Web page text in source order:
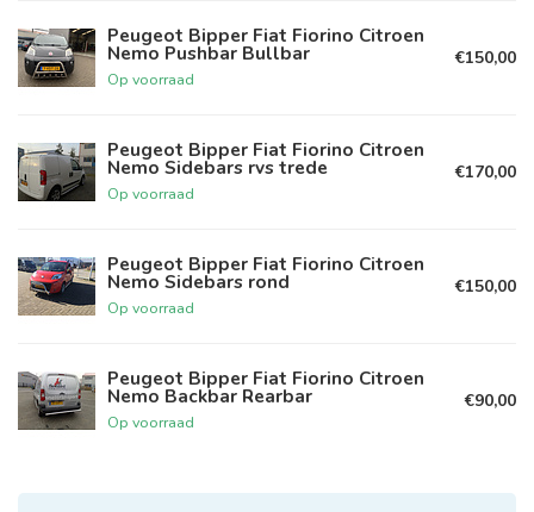
Peugeot Bipper Fiat Fiorino Citroen
Nemo Pushbar Bullbar
Op voorraad
€150,00
Peugeot Bipper Fiat Fiorino Citroen
Nemo Sidebars rvs trede
Op voorraad
€170,00
Peugeot Bipper Fiat Fiorino Citroen
Nemo Sidebars rond
Op voorraad
€150,00
Peugeot Bipper Fiat Fiorino Citroen
Nemo Backbar Rearbar
Op voorraad
€90,00